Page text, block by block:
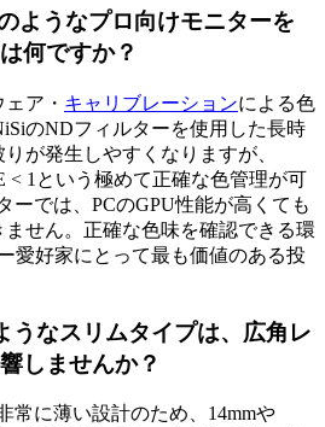
ようなプロ向けモニターを
何ですか？
ア・ キャリブレーションによる色
のNDフィルターを使用した長時
が発生しやすくなりますが、
< 1という極めて正確な色管理が可
ーでは、PCのGPU性能が高くても
ません。正確な色味を確認できる環
愛好家にとって最も価値のある投
うなスリムタイプは、広角レ
しませんか？
常に薄い設計のため、14mmや